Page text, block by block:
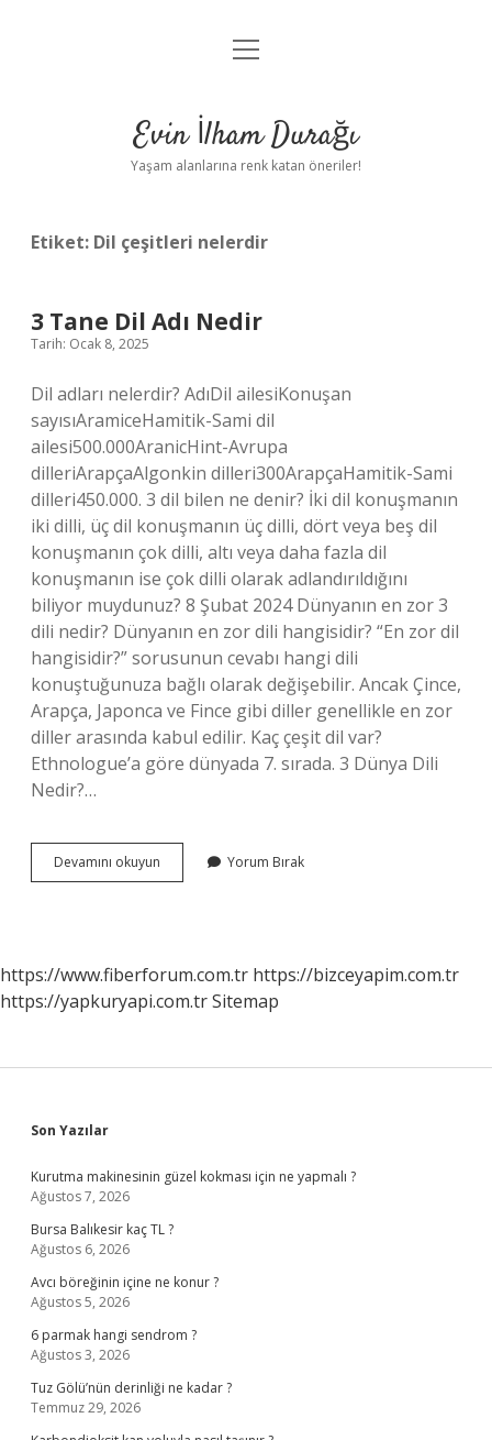
Anasayfa
Yasal Uyarı
menüyü
Evin İlham Durağı
Yaşam alanlarına renk katan öneriler!
Etiket: Dil çeşitleri nelerdir
3 Tane Dil Adı Nedir
Tarih: Ocak 8, 2025
Dil adları nelerdir? AdıDil ailesiKonuşan
sayısıAramiceHamitik-Sami dil
ailesi500.000AranicHint-Avrupa
dilleriArapçaAlgonkin dilleri300ArapçaHamitik-Sami
dilleri450.000. 3 dil bilen ne denir? İki dil konuşmanın
iki dilli, üç dil konuşmanın üç dilli, dört veya beş dil
konuşmanın çok dilli, altı veya daha fazla dil
konuşmanın ise çok dilli olarak adlandırıldığını
biliyor muydunuz? 8 Şubat 2024 Dünyanın en zor 3
dili nedir? Dünyanın en zor dili hangisidir? “En zor dil
hangisidir?” sorusunun cevabı hangi dili
konuştuğunuza bağlı olarak değişebilir. Ancak Çince,
Arapça, Japonca ve Fince gibi diller genellikle en zor
diller arasında kabul edilir. Kaç çeşit dil var?
Ethnologue’a göre dünyada 7. sırada. 3 Dünya Dili
Nedir?…
Devamını okuyun
Tane
Yorum Bırak
https://www.fiberforum.com.tr https://bizceyapim.com.tr
https://yapkuryapi.com.trSitemap
Sidebar
Son Yazılar
Kurutma makinesinin güzel kokması için ne yapmalı ?
Ağustos 7, 2026
Bursa Balıkesir kaç TL ?
Ağustos 6, 2026
Avcı böreğinin içine ne konur ?
Ağustos 5, 2026
6 parmak hangi sendrom ?
Ağustos 3, 2026
Tuz Gölü’nün derinliği ne kadar ?
Temmuz 29, 2026